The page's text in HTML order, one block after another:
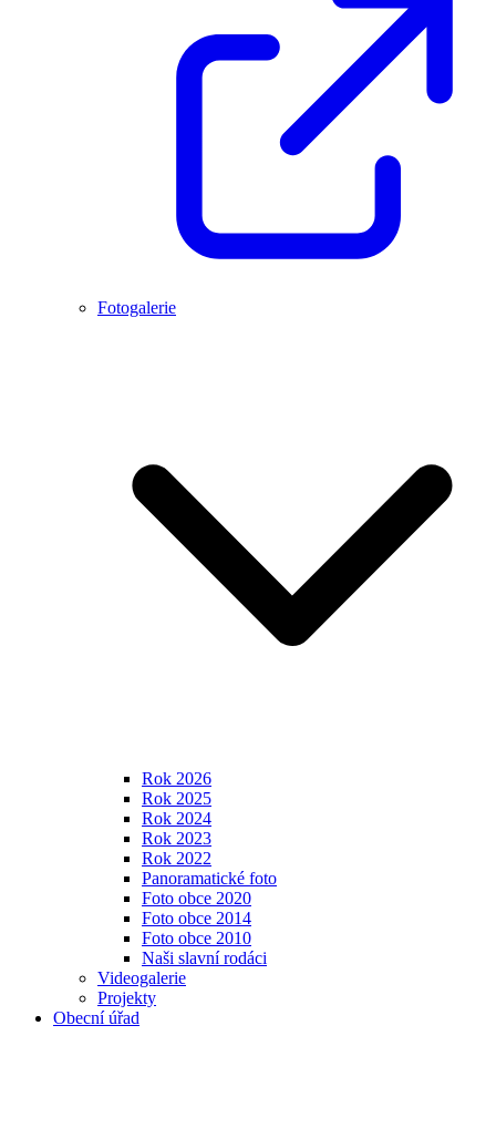
Fotogalerie
Rok 2026
Rok 2025
Rok 2024
Rok 2023
Rok 2022
Panoramatické foto
Foto obce 2020
Foto obce 2014
Foto obce 2010
Naši slavní rodáci
Videogalerie
Projekty
Obecní úřad